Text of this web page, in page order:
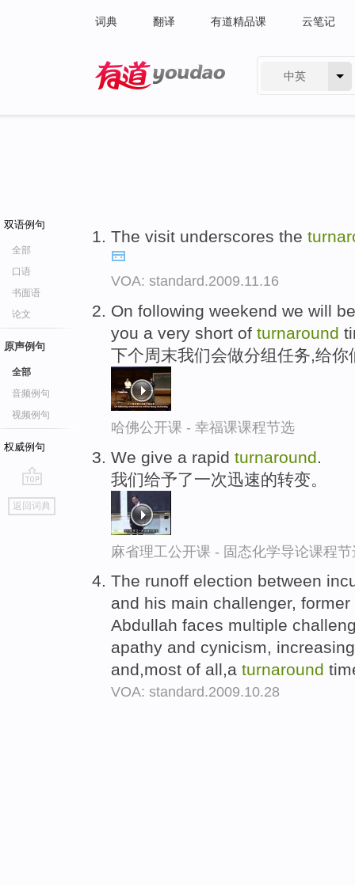
词典 翻译 有道精品课 云笔记
中英
双语例句
全部
口语
书面语
论文
原声例句
全部
音频例句
视频例句
权威例句
go
top
返回词典
The visit underscores the
VOA: standard.2009.11.16
On following weekend we will
you a very short of turnaround
下个周末我们会做分组任务,给
哈佛公开课 - 幸福课课程节选
We give a rapid turnaround
我们给予了一次迅速的转变。
麻省理工公开课 - 固态化学导论课程节
The runoff election between
and his main challenger,
Abdullah faces multiple
apathy and cynicism,
and,most of all,a turnaround
VOA: standard.2009.10.28